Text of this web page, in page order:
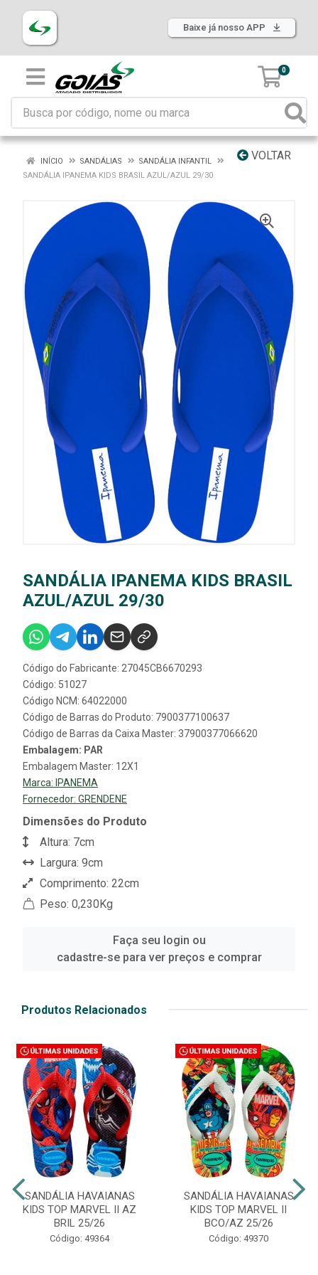
Baixe já nosso APP
0
VOLTAR
INÍCIO SANDÁLIAS
SANDÁLIA INFANTIL
SANDÁLIA IPANEMA KIDS BRASIL AZUL/AZUL 29/30
SANDÁLIA IPANEMA KIDS BRASIL
AZUL/AZUL 29/30
Código do Fabricante: 27045CB6670293
Código: 51027
Código NCM: 64022000
Código de Barras do Produto: 7900377100637
Código de Barras da Caixa Master: 37900377066620
Embalagem: PAR
Embalagem Master: 12X1
Marca: IPANEMA
Fornecedor: GRENDENE
Dimensões do Produto
Altura: 7cm
Largura: 9cm
Comprimento: 22cm
Peso: 0,230Kg
Faça seu login ou
cadastre-se para ver preços e comprar
Produtos Relacionados
SANDÁLIA HAVAIANAS
KIDS TOP MARVEL II AZ
BRIL 25/26
Código: 49364
SANDÁLIA HAVAIANAS
KIDS TOP MARVEL II
BCO/AZ 25/26
Código: 49370